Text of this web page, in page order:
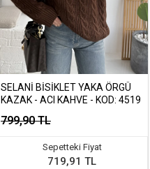
SELANI BISIKLET YAKA ÖRGÜ
KAZAK - ACI KAHVE - KOD: 4519
799,90 TL
Sepetteki Fiyat
719,91 TL